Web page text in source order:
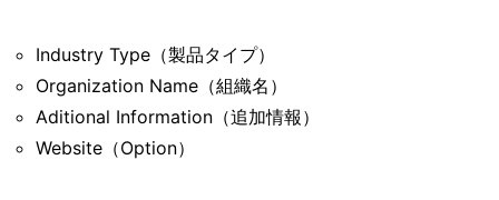
Industry Type（製品タイプ）
Organization Name（組織名）
Aditional Information（追加情報）
Website（Option）